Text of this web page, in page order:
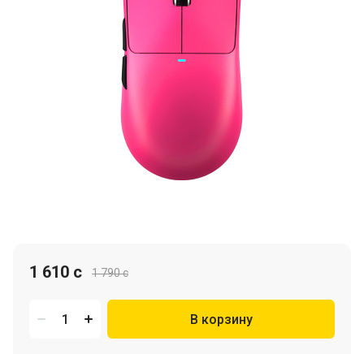
1 790 c
1 610 c
В корзину